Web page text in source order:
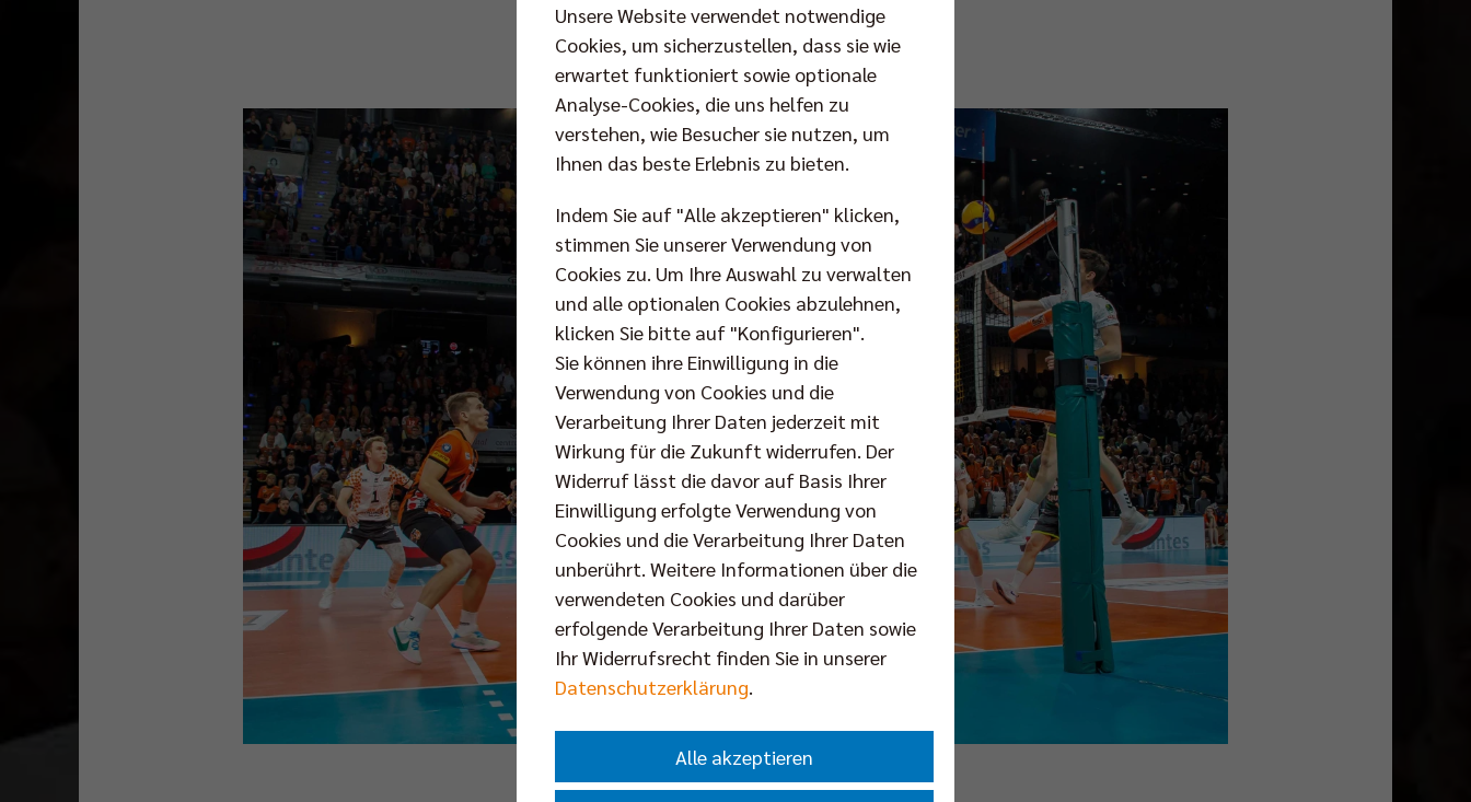
Sa 11.11.2023
Unsere Website verwendet notwendige
Cookies, um sicherzustellen, dass sie wie
erwartet funktioniert sowie optionale
Analyse-Cookies, die uns helfen zu
verstehen, wie Besucher sie nutzen, um
Ihnen das beste Erlebnis zu bieten.
Indem Sie auf "Alle akzeptieren" klicken,
stimmen Sie unserer Verwendung von
Cookies zu. Um Ihre Auswahl zu verwalten
und alle optionalen Cookies abzulehnen,
klicken Sie bitte auf "Konfigurieren".
Sie können ihre Einwilligung in die
Verwendung von Cookies und die
Verarbeitung Ihrer Daten jederzeit mit
Wirkung für die Zukunft widerrufen. Der
Widerruf lässt die davor auf Basis Ihrer
Einwilligung erfolgte Verwendung von
Cookies und die Verarbeitung Ihrer Daten
unberührt. Weitere Informationen über die
verwendeten Cookies und darüber
erfolgende Verarbeitung Ihrer Daten sowie
Ihr Widerrufsrecht finden Sie in unserer
Datenschutzerklärung
Alle akzeptieren